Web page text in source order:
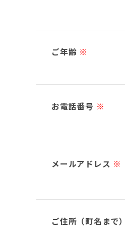
ご年齢 ※
お電話番号 ※
メールアドレス ※
ご住所（町名まで）